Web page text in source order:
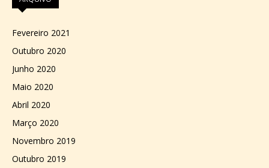
Fevereiro 2021
Outubro 2020
Junho 2020
Maio 2020
Abril 2020
Março 2020
Novembro 2019
Outubro 2019